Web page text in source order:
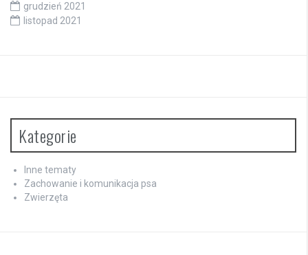
grudzień 2021
listopad 2021
Kategorie
Inne tematy
Zachowanie i komunikacja psa
Zwierzęta